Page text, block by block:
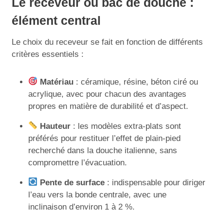
élément central
Le choix du receveur se fait en fonction de différents
critères essentiels :
Matériau : céramique, résine, béton ciré ou
acrylique, avec pour chacun des avantages
propres en matière de durabilité et d’aspect.
Hauteur : les modèles extra-plats sont
préférés pour restituer l’effet de plain-pied
recherché dans la douche italienne, sans
compromettre l’évacuation.
Pente de surface : indispensable pour diriger
l’eau vers la bonde centrale, avec une
inclinaison d’environ 1 à 2 %.